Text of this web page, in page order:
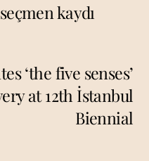
kaydı
‘the five senses’
at 12th İstanbul
Biennial